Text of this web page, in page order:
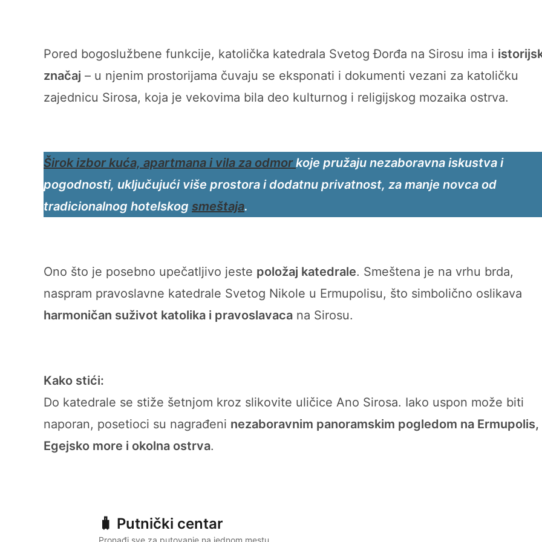
Pored bogoslužbene funkcije, katolička katedrala Svetog Đorđa na Sirosu ima i
značaj – u njenim prostorijama čuvaju se eksponati i dokumenti vezani za katoličku
zajednicu Sirosa, koja je vekovima bila deo kulturnog i religijskog mozaika ostrva.
Širok izbor kuća, apartmana i vila za odmorkoje pružaju nezaboravna iskustva i
pogodnosti, uključujući više prostora i dodatnu privatnost, za manje novca od
tradicionalnog hotelskog smeštaja.
Ono što je posebno upečatljivo jeste položaj katedrale. Smeštena je na vrhu brda,
naspram pravoslavne katedrale Svetog Nikole u Ermupolisu, što simbolično oslikava
harmoničan suživot katolika i pravoslavaca na Sirosu.
Kako stići:
Do katedrale se stiže šetnjom kroz slikovite uličice Ano Sirosa. Iako uspon može biti
naporan, posetioci su nagrađeni nezaboravnim panoramskim pogledom na Ermupolis,
Egejsko more i okolna ostrva.